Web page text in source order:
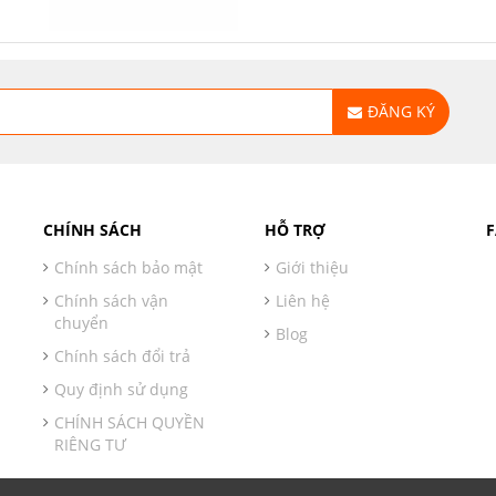
ĐĂNG KÝ
CHÍNH SÁCH
Chính sách bảo mật
Chính sách vận
chuyển
Chính sách đổi trả
Quy định sử dụng
CHÍNH SÁCH QUYỀN
RIÊNG TƯ
HỖ TRỢ
Giới thiệu
Liên hệ
Blog